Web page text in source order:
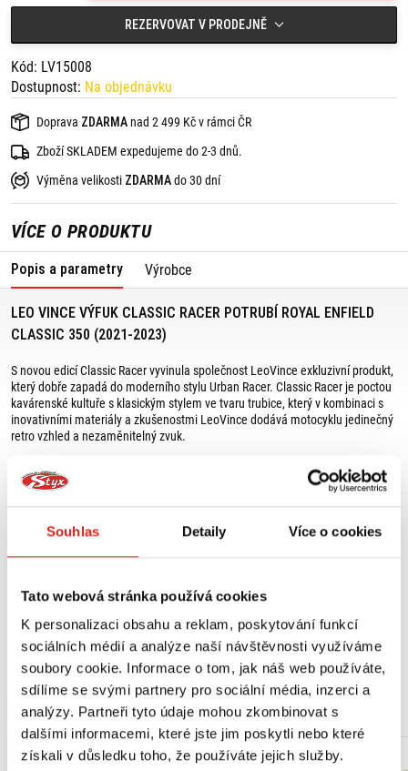
Souhlas Detaily Více o cookies
Tato webová stránka používá cookies
K personalizaci obsahu a reklam, poskytování funkcí
sociálních médií a analýze naší návštěvnosti využíváme
soubory cookie. Informace o tom, jak náš web používáte,
sdílíme se svými partnery pro sociální média, inzerci a
analýzy. Partneři tyto údaje mohou zkombinovat s
dalšími informacemi, které jste jim poskytli nebo které
získali v důsledku toho, že používáte jejich služby.
Klasický "retro" zvuk.
Jednoduchá instalace.
Váha 2,14 kg (úspora oproti sériovému výfuku 1,48 kg).
Vhodné pro:
ROYAL ENFIELD CLASSIC 350 (2021-2023)
Sada je dodávána kompletní a nevyžaduje žádné další díly pro
montáž.
Homologace: ECE schválené - splňuje směrnici o hluku, zachovává
původní katalyzátor
REZERVOVAT V PRODEJNĚ
Kód: LV15008
Dostupnost: Na objednávku
Doprava ZDARMA nad 2 499 Kč v rámci ČR
Zboží SKLADEM expedujeme do 2-3 dnů.
Výměna velikosti ZDARMAdo 30 dní
VÍCE O PRODUKTU
Popis a parametry Výrobce
LEO VINCE VÝFUK CLASSIC RACER POTRUBÍ ROYAL ENFIELD
CLASSIC 350 (2021-2023)
S novou edicí Classic Racer vyvinula společnost LeoVince exkluzivní produkt,
který dobře zapadá do moderního stylu Urban Racer. Classic Racer je poctou
kavárenské kultuře s klasickým stylem ve tvaru trubice, který v kombinaci s
inovativními materiály a zkušenostmi LeoVince dodává motocyklu jedinečný
retro vzhled a nezaměnitelný zvuk.
Tělo z nerezové oceli typu AISI 304 s kartáčovanou povrchovou úpravou.
Koncovky výfuků z nerezové oceli typu AISI 304 s kartáčovaným vzhledem.
Svařované metodou TIG.
Váha 2,14 kg (úspora oproti sériovému výfuku 1,48 kg).
Vhodné pro:
ROYAL ENFIELD CLASSIC 350 (2021-2023)
Sada je dodávána kompletní a nevyžaduje žádné další díly pro montáž.
Homologace: ECE schválené - splňuje směrnici o hluku, zachovává původní
katalyzátor
Zobrazit více
MOHLO BY SE VÁM LÍBIT